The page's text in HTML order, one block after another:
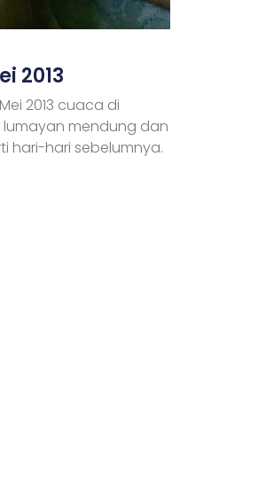
2013
2013 cuaca di
mendung dan
hari-hari sebelumnya.